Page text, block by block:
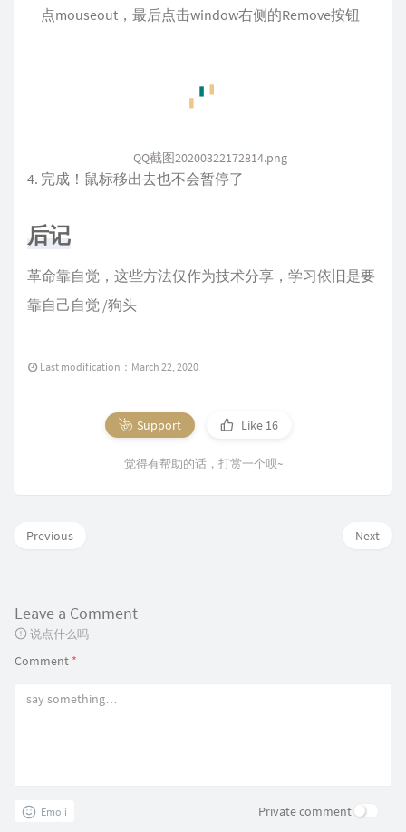
点mouseout，最后点击window右侧的Remove按钮
QQ截图20200322172814.png
完成！鼠标移出去也不会暂停了
后记
革命靠自觉，这些方法仅作为技术分享，学习依旧是要
靠自己自觉 /狗头
Last modification：March 22, 2020
Support Like 16
觉得有帮助的话，打赏一个呗~
Next
Previous
Leave a Comment
说点什么吗
Comment *
Emoji Private comment